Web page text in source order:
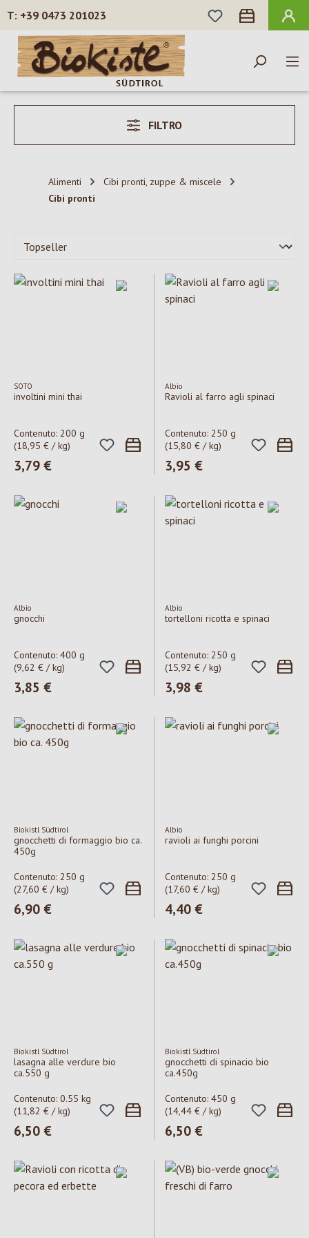
Passa al contenuto principale
+39 0473 201023
HAI 0 ARTICOLI
FILTRO
Alimenti
Cibi pronti, zuppe & miscele
Cibi pronti
SOTO
involtini mini thai
Contenuto: 200 g
(18,95 € / kg)
Prezzo normale:
3,79 €
Albio
Ravioli al farro agli spinaci
Contenuto: 250 g
(15,80 € / kg)
Prezzo normale:
3,95 €
Albio
gnocchi
Contenuto: 400 g
(9,62 € / kg)
Prezzo normale:
3,85 €
Albio
tortelloni ricotta e spinaci
Contenuto: 250 g
(15,92 € / kg)
Prezzo normale:
3,98 €
Biokistl Südtirol
gnocchetti di formaggio bio ca.
450g
Contenuto: 250 g
(27,60 € / kg)
Prezzo normale:
6,90 €
Albio
ravioli ai funghi porcini
Contenuto: 250 g
(17,60 € / kg)
Prezzo normale:
4,40 €
Biokistl Südtirol
lasagna alle verdure bio
ca.550 g
Contenuto: 0.55 kg
(11,82 € / kg)
Prezzo normale:
6,50 €
Biokistl Südtirol
gnocchetti di spinacio bio
ca.450g
Contenuto: 450 g
(14,44 € / kg)
Prezzo normale:
6,50 €